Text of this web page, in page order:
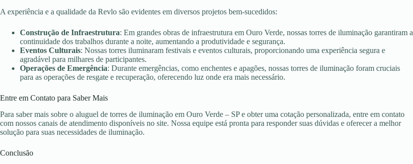
A experiência e a qualidade da Revlo são evidentes em diversos projetos bem-sucedidos:
Construção de Infraestrutura: Em grandes obras de infraestrutura em Ouro Verde, nossas torres de iluminação garantiram a
continuidade dos trabalhos durante a noite, aumentando a produtividade e segurança.
Eventos Culturais: Nossas torres iluminaram festivais e eventos culturais, proporcionando uma experiência segura e
agradável para milhares de participantes.
Operações de Emergência: Durante emergências, como enchentes e apagões, nossas torres de iluminação foram cruciais
para as operações de resgate e recuperação, oferecendo luz onde era mais necessário.
Entre em Contato para Saber Mais
Para saber mais sobre o aluguel de torres de iluminação em Ouro Verde – SP e obter uma cotação personalizada, entre em contato
com nossos canais de atendimento disponíveis no site. Nossa equipe está pronta para responder suas dúvidas e oferecer a melhor
solução para suas necessidades de iluminação.
Conclusão